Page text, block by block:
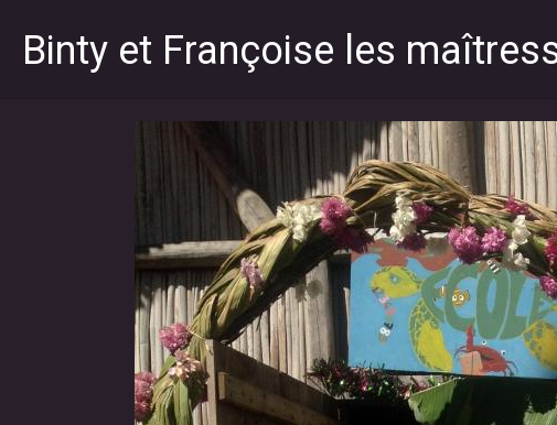
Binty et Françoise les